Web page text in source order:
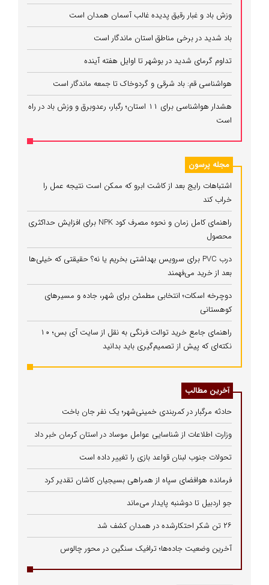
وزش باد و غبار رقیق پدیده غالب آسمان همدان است
باد شدید در برخی مناطق استان ماندگار است
تداوم گرمای شدید در بوشهر تا اوایل هفته آینده
هواشناسی قم: باد شرقی و گردوخاک تا جمعه ماندگار است
هشدار هواشناسی برای ۱۱ استان؛ رگبار، رعدوبرق و وزش باد در راه
است
مجله پرسون
اشتباهات رایج بعد از کاشت ابرو که ممکن است نتیجه عمل را
خراب کند
راهنمای کامل زمان و نحوه مصرف کود NPK برای افزایش حداکثری
محصول
درب PVC برای سرویس بهداشتی بخریم یا نه؟ حقیقتی که خیلی‌ها
بعد از خرید می‌فهمند
دوچرخه اسکات؛ انتخابی مطمئن برای شهر، جاده و مسیرهای
کوهستانی
راهنمای جامع خرید توالت فرنگی به نقل از سایت آی بس؛ ۱۰
نکته‌ای که پیش از تصمیم‌گیری باید بدانید
آخرین مطالب
حادثه مرگبار در کمربندی خمینی‌شهر؛ یک نفر جان باخت
وزارت اطلاعات از شناسایی عوامل موساد در استان کرمان خبر داد
تحولات جنوب لبنان قواعد بازی را تغییر داده است
فرمانده هوافضای سپاه از همراهی بسیجیان کاشان تقدیر کرد
جو اردبیل تا دوشنبه پایدار می‌ماند
۲۶ تن شکر احتکارشده در همدان کشف شد
آخرین وضعیت جاده‌ها؛ ترافیک سنگین در محور چالوس